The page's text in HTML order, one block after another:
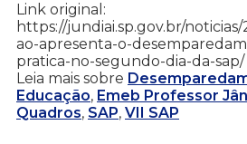
Link original:
https://jundiai.sp.gov.br/
ao-apresenta-o-
pratica-no-segundo-dia-da-sap/
Leia mais sobre
Educação, Emeb Professor
Quadros, SAP, VII SAP